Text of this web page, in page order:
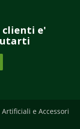
clienti e'
Artificiali e Accessori